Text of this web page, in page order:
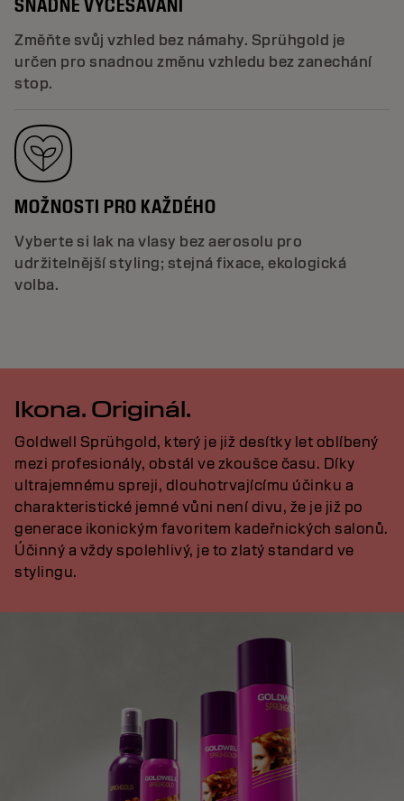
Změňte svůj vzhled bez námahy. Sprühgold je
určen pro snadnou změnu vzhledu bez zanechání
stop.
MOŽNOSTI PRO KAŽDÉHO
Vyberte si lak na vlasy bez aerosolu pro
udržitelnější styling; stejná fixace, ekologická
volba.
Ikona. Originál.
Goldwell Sprühgold, který je již desítky let oblíbený
mezi profesionály, obstál ve zkoušce času. Díky
ultrajemnému spreji, dlouhotrvajícímu účinku a
charakteristické jemné vůni není divu, že je již po
generace ikonickým favoritem kadeřnických salonů.
Účinný a vždy spolehlivý, je to zlatý standard ve
stylingu.